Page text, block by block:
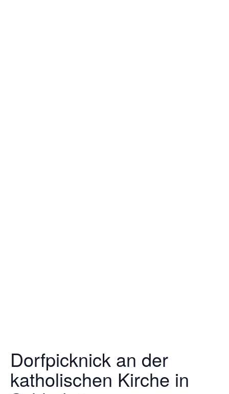
Dorfpicknick an der
katholischen Kirche in